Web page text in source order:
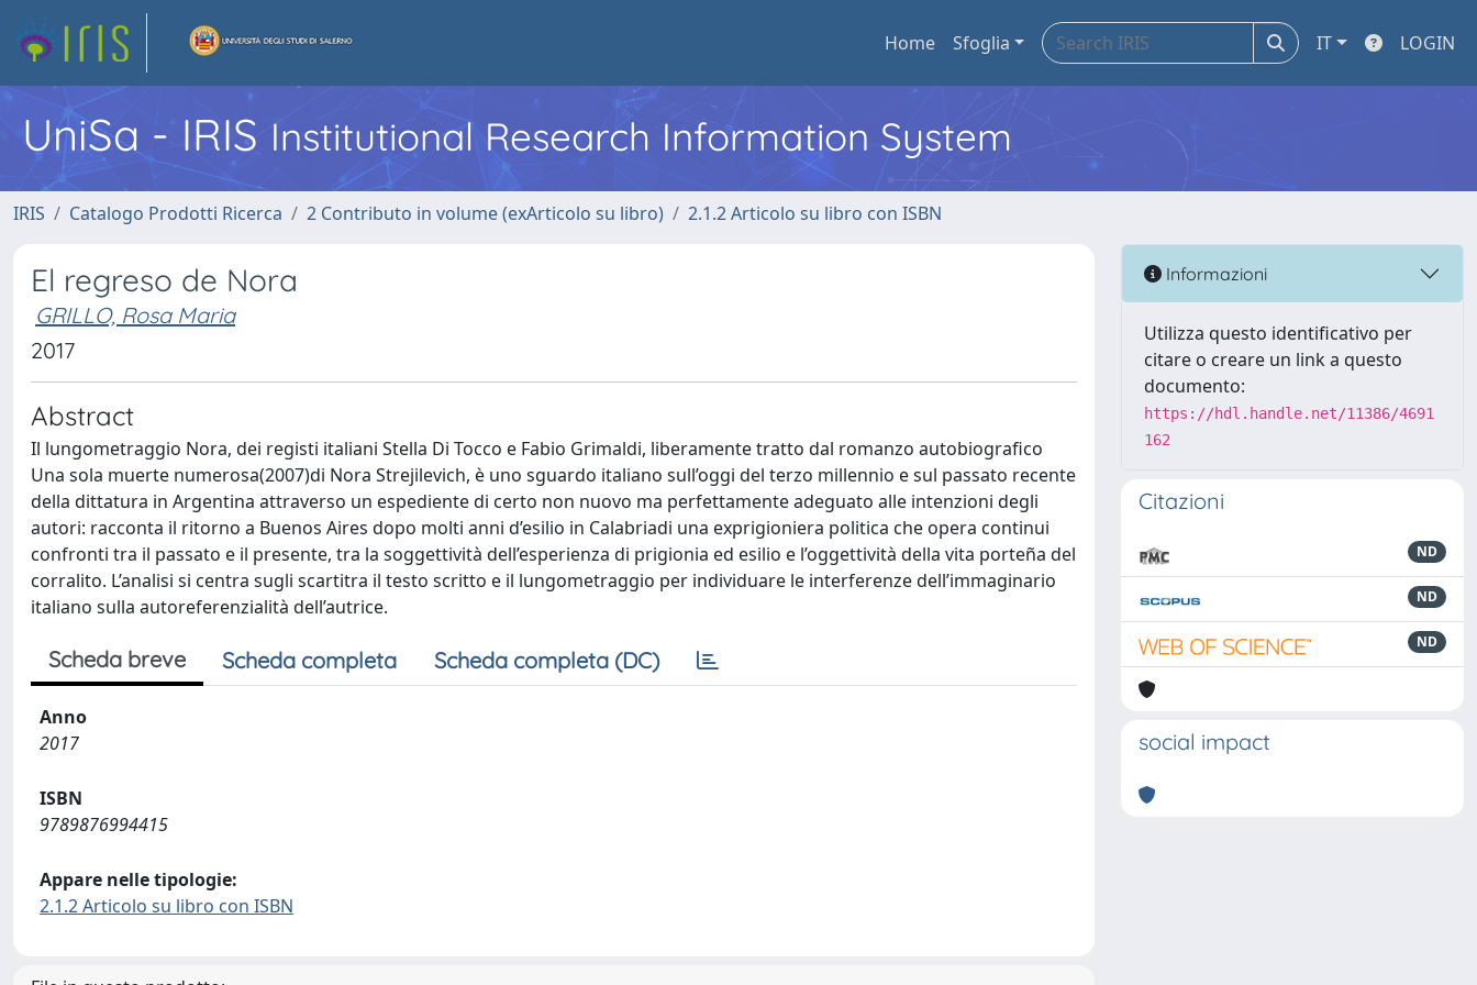
Home Sfoglia IT LOGIN
UniSa - IRIS Institutional Research Information System
IRIS Catalogo Prodotti Ricerca 2 Contributo in volume (exArticolo su libro) 2.1.2 Articolo su libro con ISBN
El regreso de Nora
GRILLO, Rosa Maria
2017
Abstract
Il lungometraggio Nora, dei registi italiani Stella Di Tocco e Fabio Grimaldi, liberamente tratto dal romanzo autobiografico
Una sola muerte numerosa(2007)di Nora Strejilevich, è uno sguardo italiano sull’oggi del terzo millennio e sul passato recente
della dittatura in Argentina attraverso un espediente di certo non nuovo ma perfettamente adeguato alle intenzioni degli
autori: racconta il ritorno a Buenos Aires dopo molti anni d’esilio in Calabriadi una exprigioniera politica che opera continui
confronti tra il passato e il presente, tra la soggettività dell’esperienza di prigionia ed esilio e l’oggettività della vita porteña del
corralito. L’analisi si centra sugli scartitra il testo scritto e il lungometraggio per individuare le interferenze dell’immaginario
italiano sulla autoreferenzialità dell’autrice.
Scheda breve Scheda completa Scheda completa (DC)
Anno
2017
ISBN
9789876994415
Appare nelle tipologie:
2.1.2 Articolo su libro con ISBN
Informazioni
Utilizza questo identificativo per
citare o creare un link a questo
documento:
https://hdl.handle.net/11386/4691
162
Citazioni
ND
ND
ND
social impact